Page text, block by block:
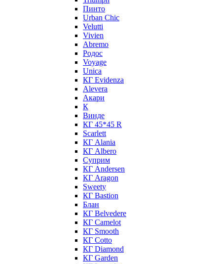
Пинто
Urban Chic
Velutti
Vivien
Abremo
Родос
Voyage
Unica
КГ Evidenza
Alevera
Акари
К
Винде
КГ 45*45 R
Scarlett
КГ Alania
КГ Albero
Суприм
КГ Andersen
КГ Aragon
Sweety
КГ Bastion
Блан
КГ Belvedere
КГ Camelot
КГ Smooth
КГ Cotto
КГ Diamond
КГ Garden